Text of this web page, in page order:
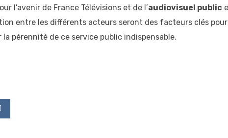
l’avenir de France Télévisions et de l’audiovisuel public
entre les différents acteurs seront des facteurs clés pour
pérennité de ce service public indispensable.